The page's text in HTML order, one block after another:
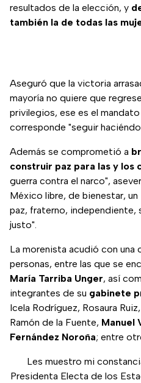
resultados de la elección, y
también la de todas las
Aseguró que la victoria
mayoría no quiere que
privilegios, ese es el
corresponde "seguir
Además se comprometió a
construir paz para las y los
guerra contra el narco",
México libre, de bienestar,
paz, fraterno,
justo".
La morenista acudió con
personas, entre las que se
María Tarriba Unger, así
integrantes de su gabinete
Icela Rodríguez, Rosaura Ruiz,
Ramón de la Fuente, Manuel
Fernández Noroña; entre
Les muestro mi
Presidenta Electa de los